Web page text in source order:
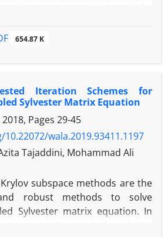
مانده مزدوج تعمیم یافته استفاده
بردار جستجوی جدید به دست می‌آید،
جستجو استفاده می‌شود. در اینجا در
مانده مینیمال پیش شرط سازی
معادلات خطی استفاده می‌شود
سرعت همگرایی می‌شود. در پایان
الگوریتم پیشنهادی و نوع ترکیب
654.87 K
Iteration Schemes for
Sylvester Matrix Equation
Pages 29-45
wala.2019.93411.1197
Tajaddini, Mohammad Ali
subspace methods are the
robust methods to solve
Sylvester matrix equation. In